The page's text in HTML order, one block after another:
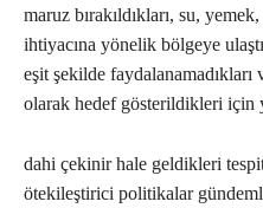
maruz bırakıldıkları, su,
ihtiyacına yönelik bölgeye
eşit şekilde
olarak hedef gösterildikleri için
dahi çekinir hale geldikleri
ötekileştirici politikalar